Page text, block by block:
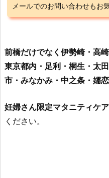
メールでのお問い合わせもお
前橋だけでなく伊勢崎・高
東京都内・足利・桐生・太
市・みなかみ・中之条・嬬恋
妊婦さん限定マタニティケア
ください。